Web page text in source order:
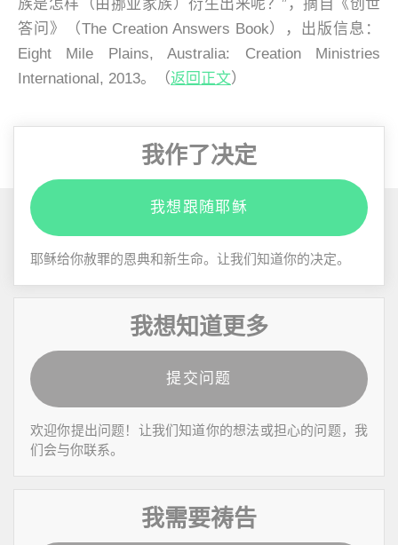
族是怎样（由挪亚家族）衍生出来呢？”，摘自《创世
答问》（The Creation Answers Book），出版信息：
Eight Mile Plains, Australia: Creation Ministries
International, 2013。（返回正文）
我作了决定
我想跟随耶稣
耶稣给你赦罪的恩典和新生命。让我们知道你的决定。
我想知道更多
提交问题
欢迎你提出问题！让我们知道你的想法或担心的问题，我
们会与你联系。
我需要祷告